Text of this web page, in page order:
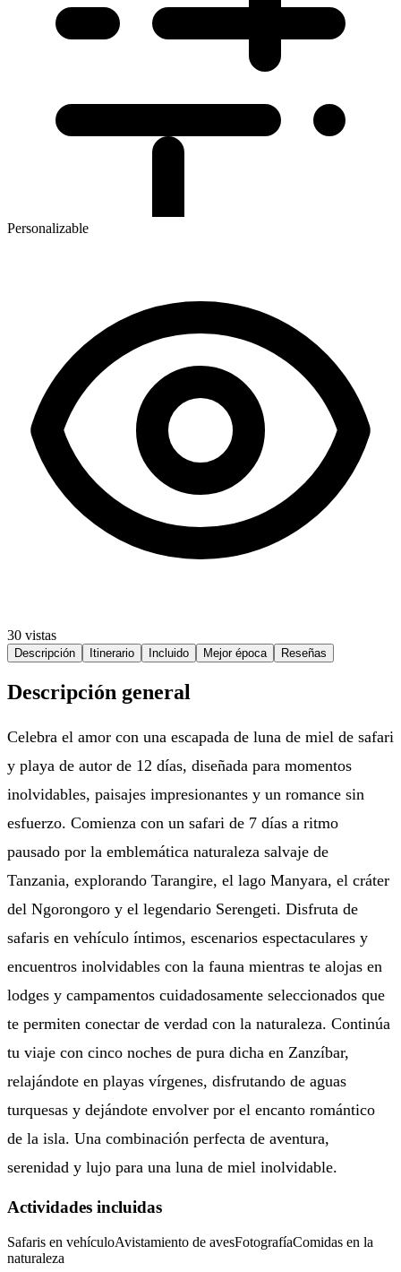
Personalizable
30 vistas
Descripción Itinerario Incluido Mejor época Reseñas
Descripción general
Celebra el amor con una escapada de luna de miel de safari
y playa de autor de 12 días, diseñada para momentos
inolvidables, paisajes impresionantes y un romance sin
esfuerzo. Comienza con un safari de 7 días a ritmo
pausado por la emblemática naturaleza salvaje de
Tanzania, explorando Tarangire, el lago Manyara, el cráter
del Ngorongoro y el legendario Serengeti. Disfruta de
safaris en vehículo íntimos, escenarios espectaculares y
encuentros inolvidables con la fauna mientras te alojas en
lodges y campamentos cuidadosamente seleccionados que
te permiten conectar de verdad con la naturaleza. Continúa
tu viaje con cinco noches de pura dicha en Zanzíbar,
relajándote en playas vírgenes, disfrutando de aguas
turquesas y dejándote envolver por el encanto romántico
de la isla. Una combinación perfecta de aventura,
serenidad y lujo para una luna de miel inolvidable.
Actividades incluidas
Safaris en vehículoAvistamiento de avesFotografíaComidas en la
naturaleza